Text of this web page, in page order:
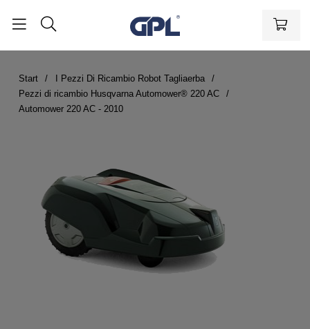
Start
I Pezzi Di Ricambio Robot Tagliaerba
Pezzi di ricambio Husqvarna Automower® 220 AC
Automower 220 AC - 2010